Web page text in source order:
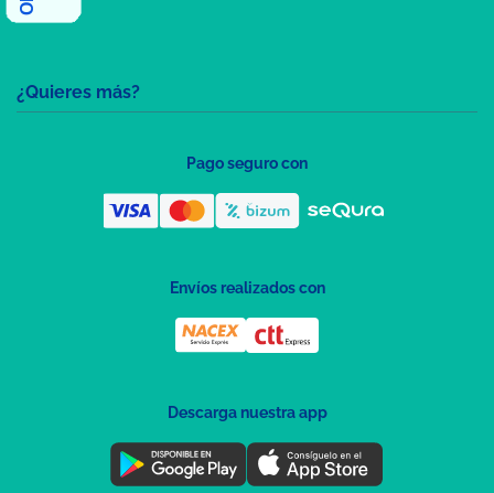
¿Quieres más?
Pago seguro con
Envíos realizados con
Descarga nuestra app